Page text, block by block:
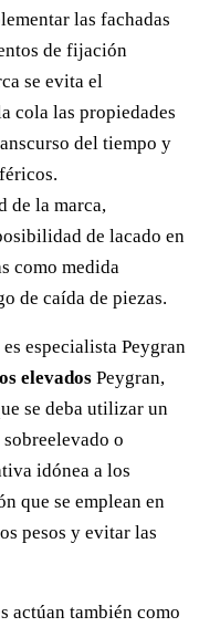
las fachadas
de fijación
se evita el
cola las propiedades
del tiempo y
de la marca,
de lacado en
como medida
de caída de piezas.
especialista Peygran
elevados Peygran,
se deba utilizar un
o
idónea a los
que se emplean en
pesos y evitar las
actúan también como